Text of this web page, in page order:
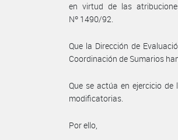
en virtud de las
Nº 1490/92.
Que la Dirección de
Coordinación de Sumarios
Que se actúa en ejercicio
modificatorias.
Por ello,